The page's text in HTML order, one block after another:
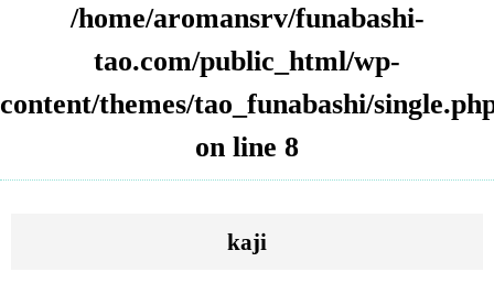
/home/aromansrv/funabashi-
tao.com/public_html/wp-
content/themes/tao_funabashi/
on line 8
kaji